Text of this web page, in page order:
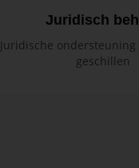
Juridisch
Juridische ondersteuning
geschillen